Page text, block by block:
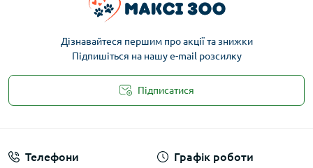
Дізнавайтеся першим про акції та знижки
Підпишіться на нашу e-mail розсилку
Підписатися
Телефони Графік роботи